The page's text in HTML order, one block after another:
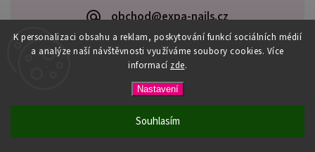
K personalizaci obsahu a reklam, poskytování funkcí sociálních médií
a analýze naší návštěvnosti využíváme soubory cookies. Více
informací zde.
Nastavení
Souhlasím
PŘI NÁKUPU NAD 600,- MÁTE DOPRAVU ZDARMA / DÁREK K
obchod@expa-nails.cz
Expanails.cz. Všechna práva vyhrazena.
Upravit nastavení cookies
VytvořilShoptet | Design